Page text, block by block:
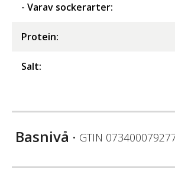
- Varav sockerarter:
Protein:
Salt:
Basnivå • GTIN